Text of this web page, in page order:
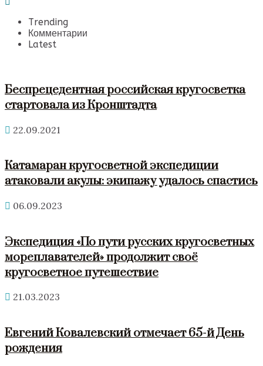
Trending
Комментарии
Latest
Беспрецедентная российская кругосветка
стартовала из Кронштадта
22.09.2021
Катамаран кругосветной экспедиции
атаковали акулы: экипажу удалось спастись
06.09.2023
Экспедиция «По пути русских кругосветных
мореплавателей» продолжит своё
кругосветное путешествие
21.03.2023
Евгений Ковалевский отмечает 65-й День
рождения